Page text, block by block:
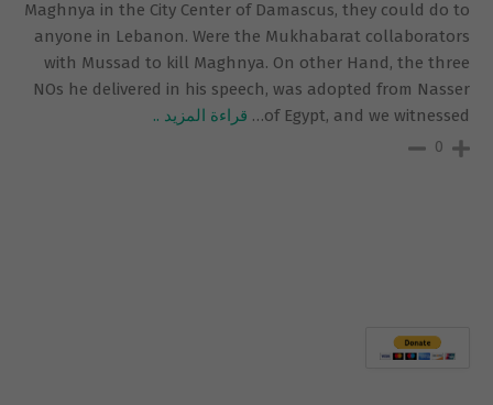
Maghnya in the City Center of Damascus, they could do to
anyone in Lebanon. Were the Mukhabarat collaborators
with Mussad to kill Maghnya. On other Hand, the three
NOs he delivered in his speech, was adopted from Nasser
of Egypt, and we witnessed
… قراءة المزيد ..
0